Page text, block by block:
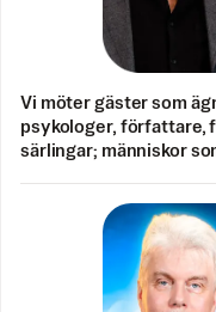
Vi möter gäster som
psykologer, författare,
särlingar; människor